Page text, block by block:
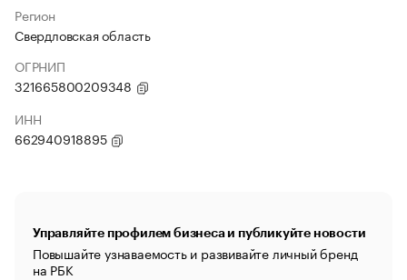
Регион
Свердловская область
ОГРНИП
321665800209348
ИНН
662940918895
Управляйте профилем бизнеса и публикуйте новости
Повышайте узнаваемость и развивайте личный бренд
на РБК